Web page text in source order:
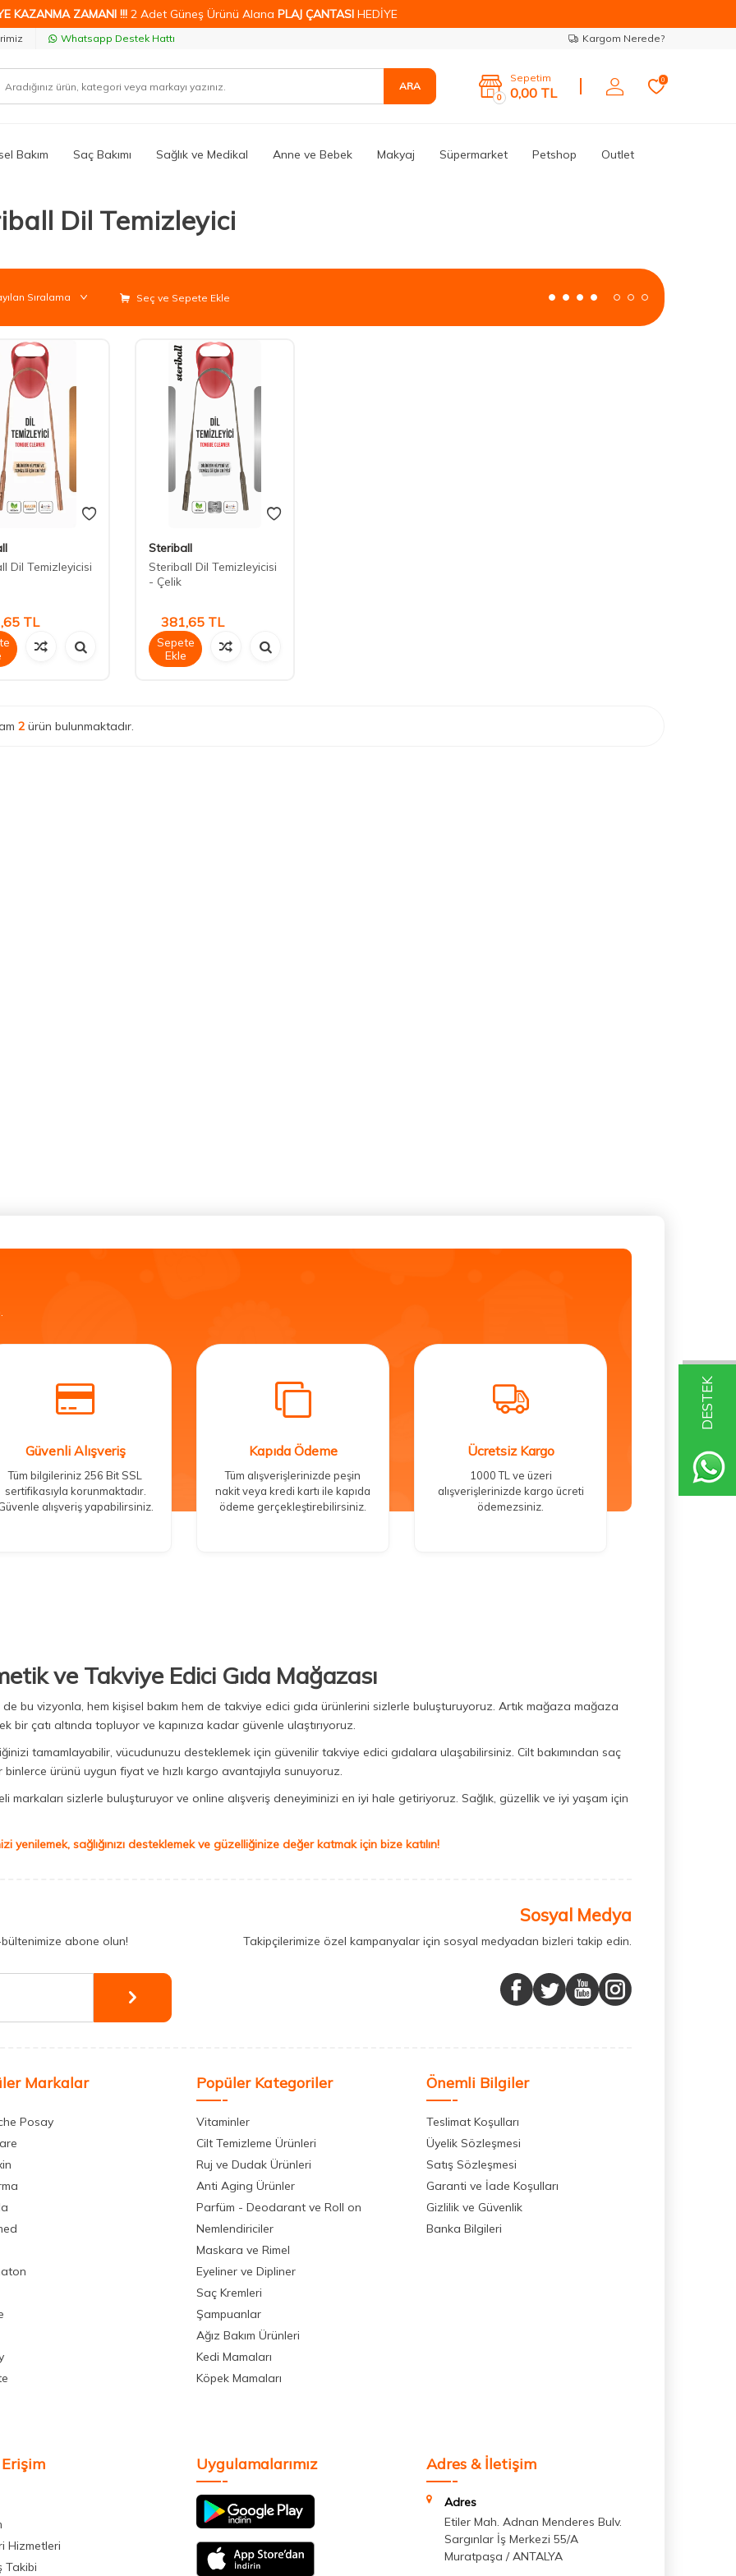
DESTEK
KAZANMA ZAMANI !!! 2 Adet Güneş Ürünü Alana PLAJ ÇANTASI HEDİYE
Whatsapp Destek Hattı Kargom Nerede?
ARA
0
Sepetim
0,00 TL
0
Bakım Saç Bakımı Sağlık ve Medikal Anne ve Bebek Makyaj Süpermarket Petshop Outlet
Dil Temizleyici
Seç ve Sepete Ekle
Dil Temizleyicisi
TL
Steriball
Steriball Dil Temizleyicisi
- Çelik
381,65 TL
Sepete
Ekle
2 ürün bulunmaktadır.
Güvenli Alışveriş
Tüm bilgileriniz 256 Bit SSL
sertifikasıyla korunmaktadır.
alışveriş yapabilirsiniz.
Kapıda Ödeme
Tüm alışverişlerinizde peşin
nakit veya kredi kartı ile kapıda
ödeme gerçekleştirebilirsiniz.
Ücretsiz Kargo
1000 TL ve üzeri
alışverişlerinizde kargo ücreti
ödemezsiniz.
ve Takviye Edici Gıda Mağazası
de bu vizyonla, hem kişisel bakım hem de takviye edici gıda ürünlerini sizlerle buluşturuyoruz. Artık mağaza mağaza
bir çatı altında topluyor ve kapınıza kadar güvenle ulaştırıyoruz.
tamamlayabilir, vücudunuzu desteklemek için güvenilir takviye edici gıdalara ulaşabilirsiniz. Cilt bakımından saç
ürünü uygun fiyat ve hızlı kargo avantajıyla sunuyoruz.
sizlerle buluşturuyor ve online alışveriş deneyiminizi en iyi hale getiriyoruz. Sağlık, güzellik ve iyi yaşam için
yenilemek, sağlığınızı desteklemek ve güzelliğinize değer katmak için bize katılın!
abone olun!
Sosyal Medya
Takipçilerimize özel kampanyalar için sosyal medyadan bizleri takip edin.
Markalar
Posay
Popüler Kategoriler
Vitaminler
Cilt Temizleme Ürünleri
Ruj ve Dudak Ürünleri
Anti Aging Ürünler
Parfüm - Deodarant ve Roll on
Nemlendiriciler
Maskara ve Rimel
Eyeliner ve Dipliner
Saç Kremleri
Şampuanlar
Ağız Bakım Ürünleri
Kedi Mamaları
Köpek Mamaları
Önemli Bilgiler
Teslimat Koşulları
Üyelik Sözleşmesi
Satış Sözleşmesi
Garanti ve İade Koşulları
Gizlilik ve Güvenlik
Banka Bilgileri
Erişim
Hizmetleri
Takibi
Uygulamalarımız Adres & İletişim
Adres
Etiler Mah. Adnan Menderes Bulv.
Sargınlar İş Merkezi 55/A
Muratpaşa / ANTALYA